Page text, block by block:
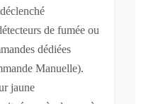
de fumée ou
dédiées
Manuelle).
jaune